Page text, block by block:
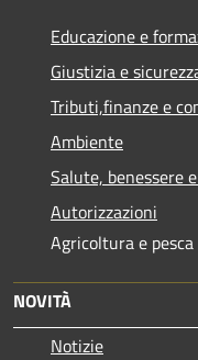
Educazione e
Giustizia e
Tributi,finanze e
Ambiente
Salute, benessere
Autorizzazioni
Agricoltura e pesca
NOVITÀ
Notizie